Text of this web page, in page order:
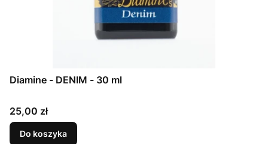
Diamine - DENIM - 30 ml
Cena
25,00 zł
Do koszyka